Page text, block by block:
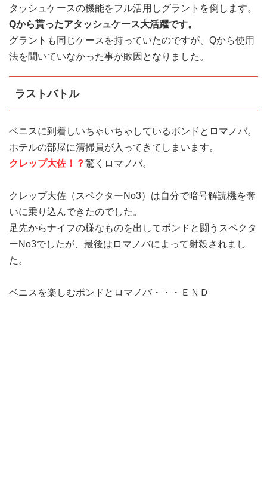
タッシュケースの機能をフル活用しグラントを倒します。
Qから貰ったアタッシュケース大活躍です。
グラントも同じケースを持っていたのですが、Qから使用
法を聞いていなかった事が敗因となりました。
ラストバトル
ベニスに到着しいちゃいちゃしているボンドとロマノバ。
ホテルの部屋に清掃員が入ってきてしまいます。
クレップ大佐！？驚くロマノバ。
クレップ大佐（スペクターNo3）は自分で暗号解読機を奪
いに乗り込んできたのでした。
足先からナイフの様なものを出してボンドと闘うスペクタ
ーNo3でしたが、最後はロマノバによって射殺されまし
た。
ベニスを楽しむボンドとロマノバ・・・ＥＮＤ